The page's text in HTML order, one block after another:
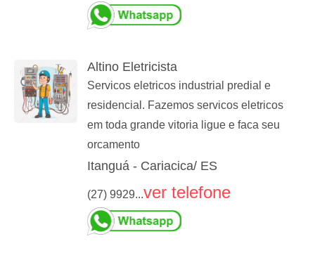
Altino Eletricista
Servicos eletricos industrial predial e
residencial. Fazemos servicos eletricos
em toda grande vitoria ligue e faca seu
orcamento
Itanguá - Cariacica/ ES
(27) 9929...ver telefone